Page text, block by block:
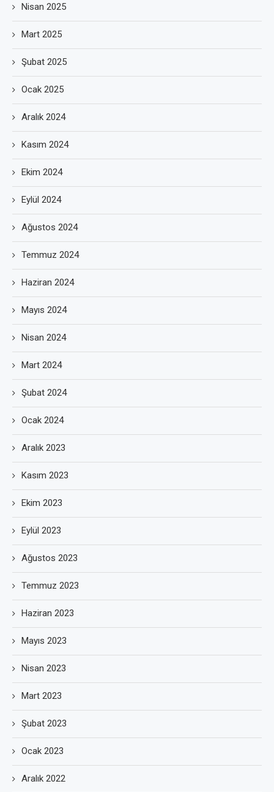
Nisan 2025
Mart 2025
Şubat 2025
Ocak 2025
Aralık 2024
Kasım 2024
Ekim 2024
Eylül 2024
Ağustos 2024
Temmuz 2024
Haziran 2024
Mayıs 2024
Nisan 2024
Mart 2024
Şubat 2024
Ocak 2024
Aralık 2023
Kasım 2023
Ekim 2023
Eylül 2023
Ağustos 2023
Temmuz 2023
Haziran 2023
Mayıs 2023
Nisan 2023
Mart 2023
Şubat 2023
Ocak 2023
Aralık 2022